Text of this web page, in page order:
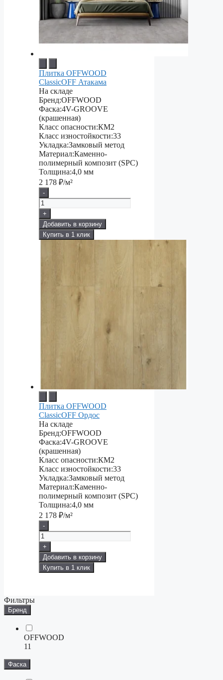
Плитка OFFWOOD
ClassicOFF Атакама
На складе
Бренд:OFFWOOD
Фаска:4V-GROOVE
(крашенная)
Класс опасности:КМ2
Класс изностойкости:33
Укладка:Замковый метод
Материал:Каменно-
полимерный композит (SPC)
Толщина:4,0 мм
2 178 ₽/м²
-
+
Добавить в корзину
Купить в 1 клик
Плитка OFFWOOD
ClassicOFF Ордос
На складе
Бренд:OFFWOOD
Фаска:4V-GROOVE
(крашенная)
Класс опасности:КМ2
Класс изностойкости:33
Укладка:Замковый метод
Материал:Каменно-
полимерный композит (SPC)
Толщина:4,0 мм
2 178 ₽/м²
-
+
Добавить в корзину
Купить в 1 клик
Фильтры
Бренд
OFFWOOD
11
Фаска